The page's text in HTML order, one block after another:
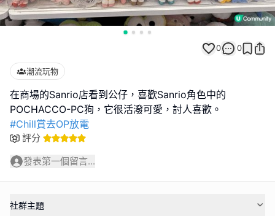
0 0
潮流玩物
在商場的Sanrio店看到公仔，喜歡Sanrio角色中的
#Chill賞去OP放電
評分
發表第一個留言...
社群主題